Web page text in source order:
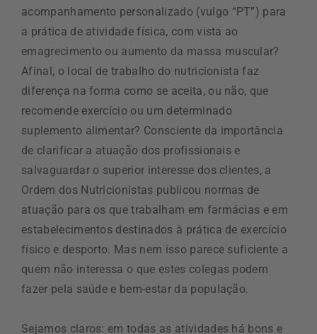
acompanhamento personalizado (vulgo “PT”) para
a prática de atividade física, com vista ao
emagrecimento ou aumento da massa muscular?
Afinal, o local de trabalho do nutricionista faz
diferença na forma como se aceita, ou não, que
recomende exercício ou um determinado
suplemento alimentar? Consciente da importância
de clarificar a atuação dos profissionais e
salvaguardar o superior interesse dos clientes, a
Ordem dos Nutricionistas publicou normas de
atuação para os que trabalham em farmácias e em
estabelecimentos destinados à prática de exercício
físico e desporto. Mas nem isso parece suficiente a
quem não interessa o que estes colegas podem
fazer pela saúde e bem-estar da população.
Sejamos claros: em todas as atividades há bons e